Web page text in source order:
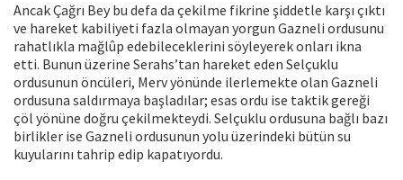
Ancak Çağrı Bey bu defa da çekilme fikrine şiddetle karşı çıktı
ve hareket kabiliyeti fazla olmayan yorgun Gazneli ordusunu
rahatlıkla mağlûp edebileceklerini söyleyerek onları ikna
etti. Bunun üzerine Serahs’tan hareket eden Selçuklu
ordusunun öncüleri, Merv yönünde ilerlemekte olan Gazneli
ordusuna saldırmaya başladılar; esas ordu ise taktik gereği
çöl yönüne doğru çekilmekteydi. Selçuklu ordusuna bağlı bazı
birlikler ise Gazneli ordusunun yolu üzerindeki bütün su
kuyularını tahrip edip kapatıyordu.